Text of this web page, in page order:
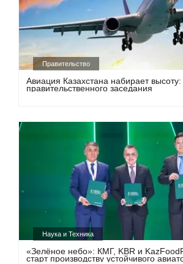
Правительство
Авиация Казахстана набирает высоту:
правительственного заседания
Наука и Техника
«Зелёное небо»: КМГ, KBR и
старт производству устойчивого